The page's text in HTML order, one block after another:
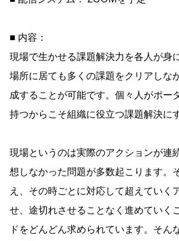
■ 内容：
現場で生かせる課題解決力を各人が身
場所に居ても多くの課題をクリアしな
成することが可能です。個々人がポー
持つからこそ組織に役立つ課題解決に
現場というのは実際のアクションが連
想しなかった問題が多数起こります。
え、その時ごとに対応して超えていく
せ、途切れさせることなく進めていく
ドをどんどん求められています。そん